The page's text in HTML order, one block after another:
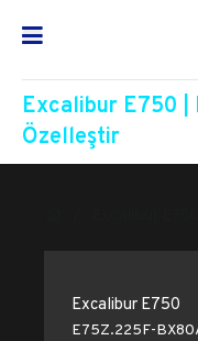
Excalibur E750 |
Özelleştir
Excalibur E750
E75Z.225F-